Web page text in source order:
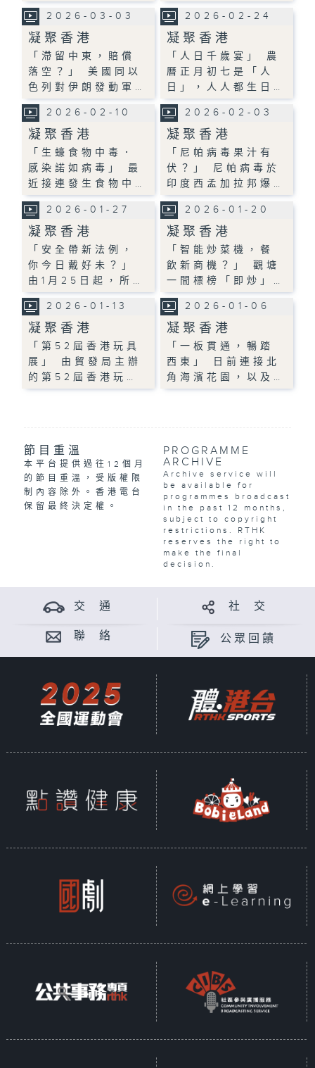
2026-03-03
凝聚香港
「滯留中東，賠償
落空？」 美國同以
色列對伊朗發動軍…
2026-02-24
凝聚香港
「人日千歲宴」 農
曆正月初七是「人
日」，人人都生日…
2026-02-10
凝聚香港
「生蠔食物中毒．
感染諾如病毒」 最
近接連發生食物中…
2026-02-03
凝聚香港
「尼帕病毒果汁有
伏？」 尼帕病毒於
印度西孟加拉邦爆…
2026-01-27
凝聚香港
「安全帶新法例，
你今日戴好未？」
由1月25日起，所…
2026-01-20
凝聚香港
「智能炒菜機，餐
飲新商機？」 觀塘
一間標榜「即炒」…
2026-01-13
凝聚香港
「第52屆香港玩具
展」 由貿發局主辦
的第52屆香港玩…
2026-01-06
凝聚香港
「一板貫通，暢踏
西東」 日前連接北
角海濱花園，以及…
節目重溫
本平台提供過往12個月
的節目重溫，受版權限
制內容除外。香港電台
保留最終決定權。
PROGRAMME
ARCHIVE
Archive service will
be available for
programmes broadcast
in the past 12 months,
subject to copyright
restrictions. RTHK
reserves the right to
make the final
decision.
交 通 社 交
聯 絡 公眾回饋